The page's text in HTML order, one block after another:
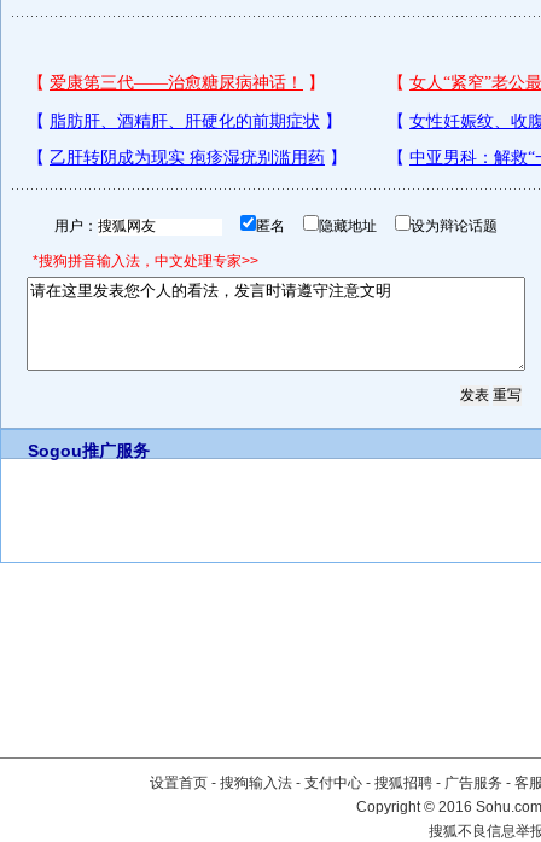
用户： 匿名 隐藏地址 设为辩论话题
*搜狗拼音输入法，中文处理专家>>
Sogou推广服务
设置首页 - 搜狗输入法 - 支付中心 - 搜狐招聘 - 广告服务 - 客
Copyright©2016
搜狐不良信息举